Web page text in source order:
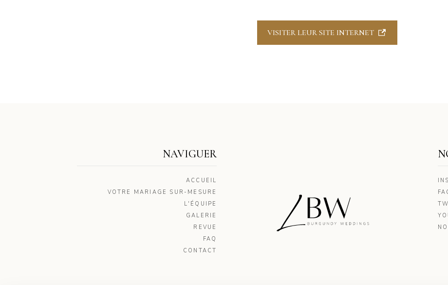
VISITER LEUR SITE INTERNET
NAVIGUER
ACCUEIL
VOTRE MARIAGE SUR-MESURE
L'ÉQUIPE
GALERIE
REVUE
FAQ
CONTACT